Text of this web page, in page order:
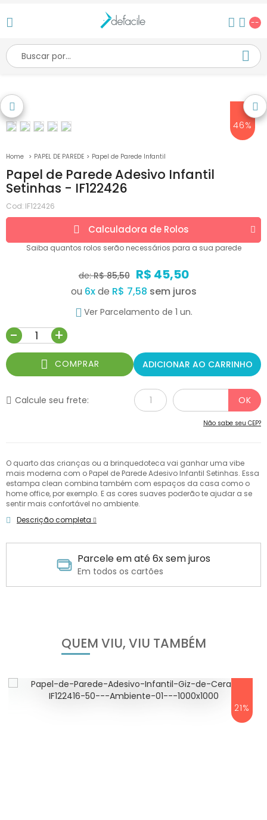
--
46%
PAPEL DE PAREDE Papel de Parede Infantil
Papel de Parede Adesivo Infantil
Setinhas - IF122426
Cod: IF122426
Calculadora de Rolos
Saiba quantos rolos serão necessários para a sua parede
de:R$ 85,50 R$ 45,50
ou 6xde R$ 7,58
Ver Parcelamento de 1 un.
- +
COMPRAR ADICIONAR AO CARRINHO
Calcule seu frete:
Não sabe seu CEP?
O quarto das crianças ou a brinquedoteca vai ganhar uma vibe
mais moderna com o Papel de Parede Adesivo Infantil Setinhas. Essa
estampa clean combina também com espaços da casa como o
home office, por exemplo. E as cores suaves poderão te ajudar a se
sentir mais confortável no ambiente.
Descrição completa
Parcele em até 6x sem juros
Em todos os cartões
QUEM VIU, VIU TAMBÉM
21%